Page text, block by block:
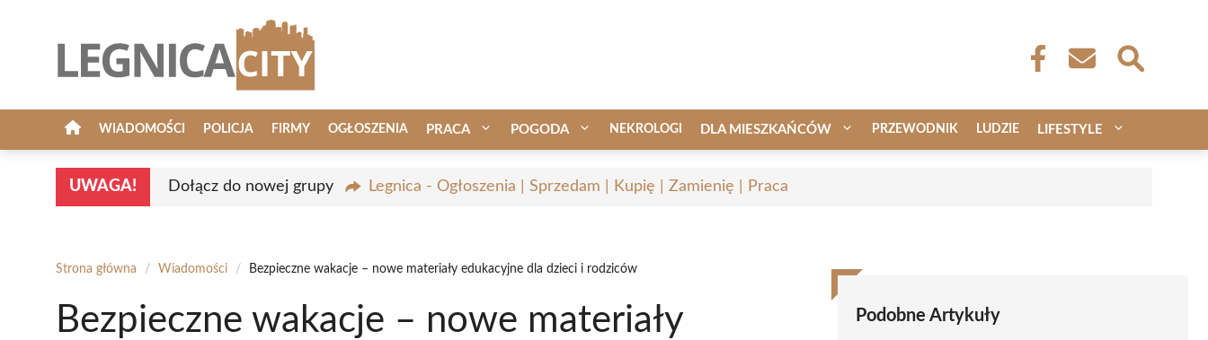
WIADOMOŚCI POLICJA FIRMY OGŁOSZENIA PRACA POGODA NEKROLOGI DLA MIESZKAŃCÓW PRZEWODNIK LUDZIE LIFESTYLE
UWAGA! Dołącz do nowej grupy Legnica - Ogłoszenia | Sprzedam | Kupię | Zamienię | Praca
Strona główna / Wiadomości / Bezpieczne wakacje – nowe materiały edukacyjne dla dzieci i rodziców
Bezpieczne wakacje – nowe materiały
Podobne Artykuły